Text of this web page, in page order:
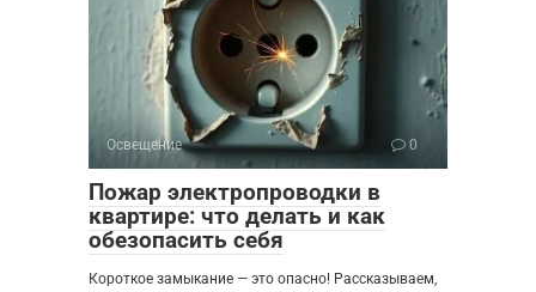
Освещение 0
Пожар электропроводки в
квартире: что делать и как
обезопасить себя
Короткое замыкание — это опасно! Рассказываем,